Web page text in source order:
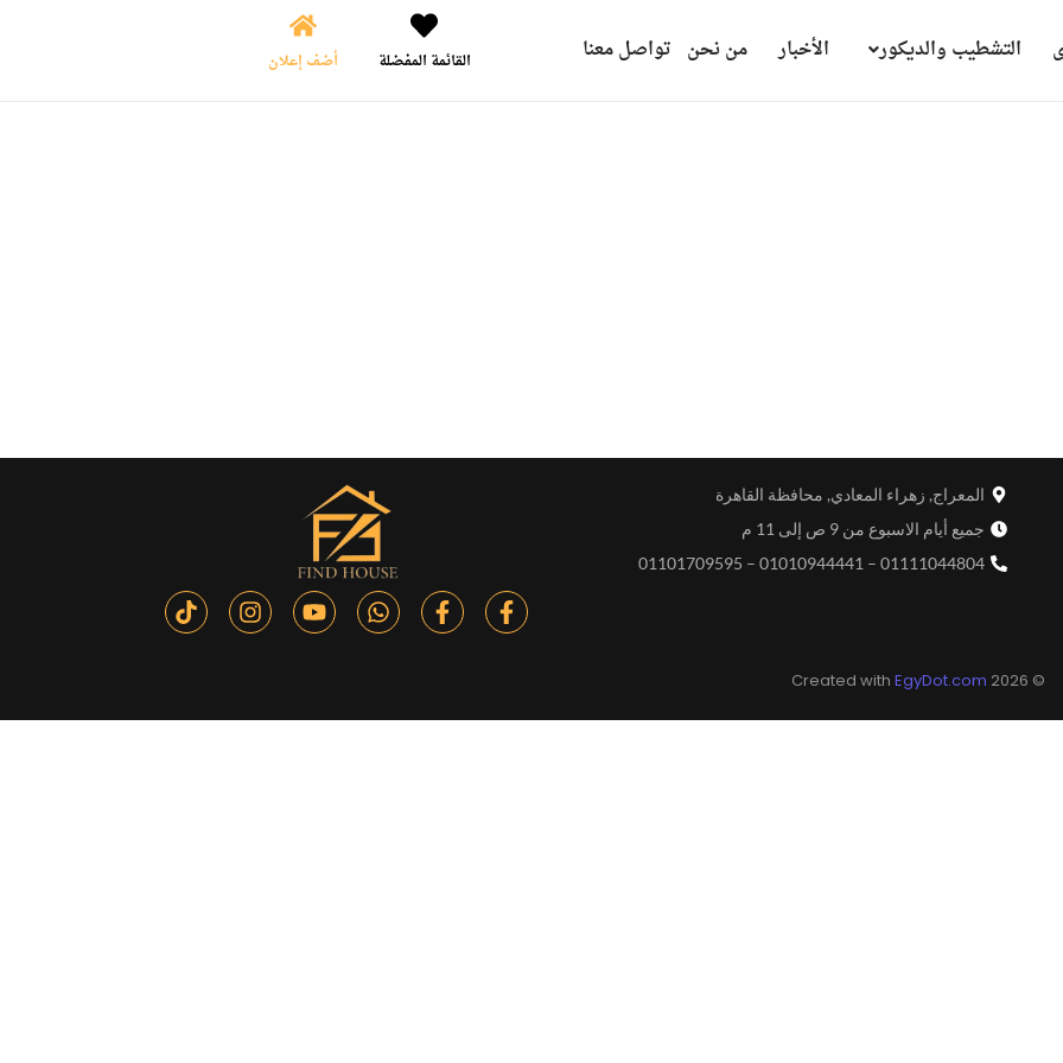
التشطيب والديكور الأخبار من نحن تواصل معنا القائمة المفضلة أضف إعلان
المعراج, زهراء المعادي, محافظة القاهرة
جميع أيام الاسبوع من 9 ص إلى 11 م
01111044804 – 01010944441 – 01101709595
© 2026 Created with
EgyDot.com